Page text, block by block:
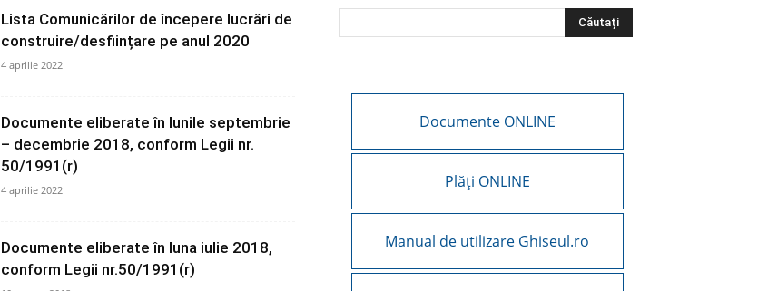
Lista Comunicărilor de începere lucrări de
construire/desființare pe anul 2020
4 aprilie 2022
Documente eliberate în lunile septembrie
– decembrie 2018, conform Legii nr.
50/1991(r)
4 aprilie 2022
Documente eliberate în luna iulie 2018,
conform Legii nr.50/1991(r)
Documente ONLINE
Plăți ONLINE
Manual de utilizare Ghiseul.ro